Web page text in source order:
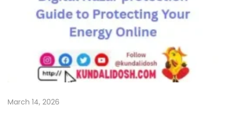
EMarch 14, 2026